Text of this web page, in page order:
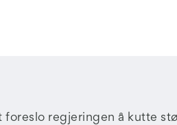
foreslo regjeringen å kutte